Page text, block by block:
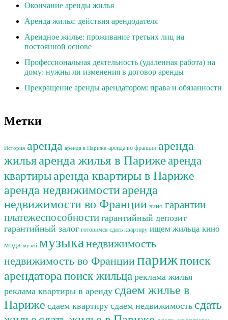
Окончание аренды жилья
Аренда жилья: действия арендодателя
Арендное жилье: проживание третьих лиц на
постоянной основе
Профессиональная деятельность (удаленная работа) на
дому: нужны ли изменения в договор аренды
Прекращение аренды арендатором: права и обязанности
Метки
История аренда аренда в Париже аренда во франции аренда
жильяаренда жилья в Парижеаренда
квартирыаренда квартиры в Париже
аренда недвижимостиаренда
недвижимости во Франции вино гарантии
платежеспособности гарантийный депозит
гарантийный залог готовимся сдать квартиру ищем жильца кино
мода музей музыка недвижимость
недвижимость во Франциипарижпоиск
арендатора поиск жильца реклама жилья
реклама квартиры в аренду сдаем жилье в
Париже сдаем квартиру сдаем недвижимость сдать